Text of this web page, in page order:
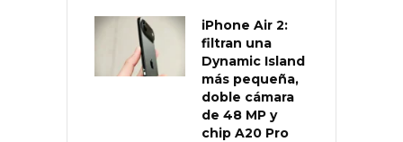
iPhone Air 2:
filtran una
Dynamic Island
más pequeña,
doble cámara
de 48 MP y
chip A20 Pro